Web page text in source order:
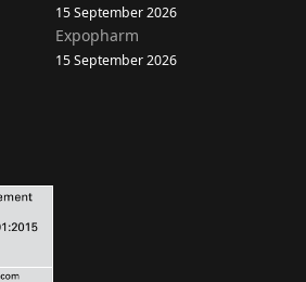
15 September 2026
Expopharm
15 September 2026